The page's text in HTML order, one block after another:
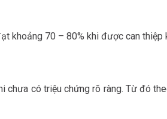
khoảng 70 – 80% khi được can thiệp
chưa có triệu chứng rõ ràng. Từ đó